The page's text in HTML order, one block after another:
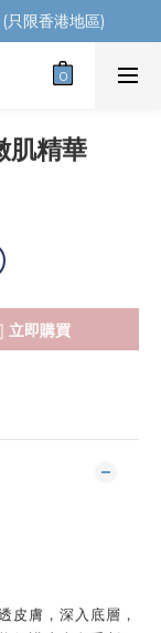
限香港地區)
肌精華
立即購買
皮膚，深入底層，